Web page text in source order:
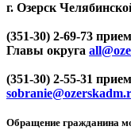
г. Озерск
(351-30) 2-69-73
Главы округа
(351-30) 2-55-31
Обращение гражданина